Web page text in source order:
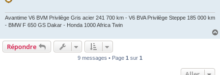
Avantime V6 BVM Privilège Gris acier 241 700 km - V6 BVA Privilège Steppe 185 000 km
- BMW F 650 GS Dakar - Honda 1000 Africa Twin
Répondre
9 messages • Page 1 sur 1